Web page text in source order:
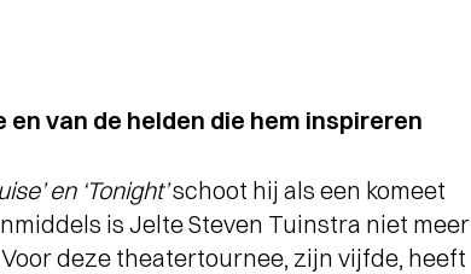
van de helden die hem inspireren
en ‘Tonight’schoot hij als een komeet
is Jelte Steven Tuinstra niet meer
deze theatertournee, zijn vijfde, heeft